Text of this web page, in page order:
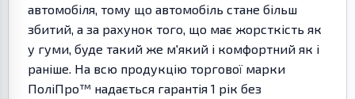
автомобіля, тому що автомобіль стане більш
збитий, а за рахунок того, що має жорсткість як
у гуми, буде такий же м'який і комфортний як і
раніше. На всю продукцію торгової марки
ПоліПро™ надається гарантія 1 рік без